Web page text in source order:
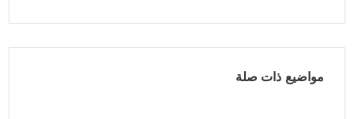
مواضيع ذات صلة